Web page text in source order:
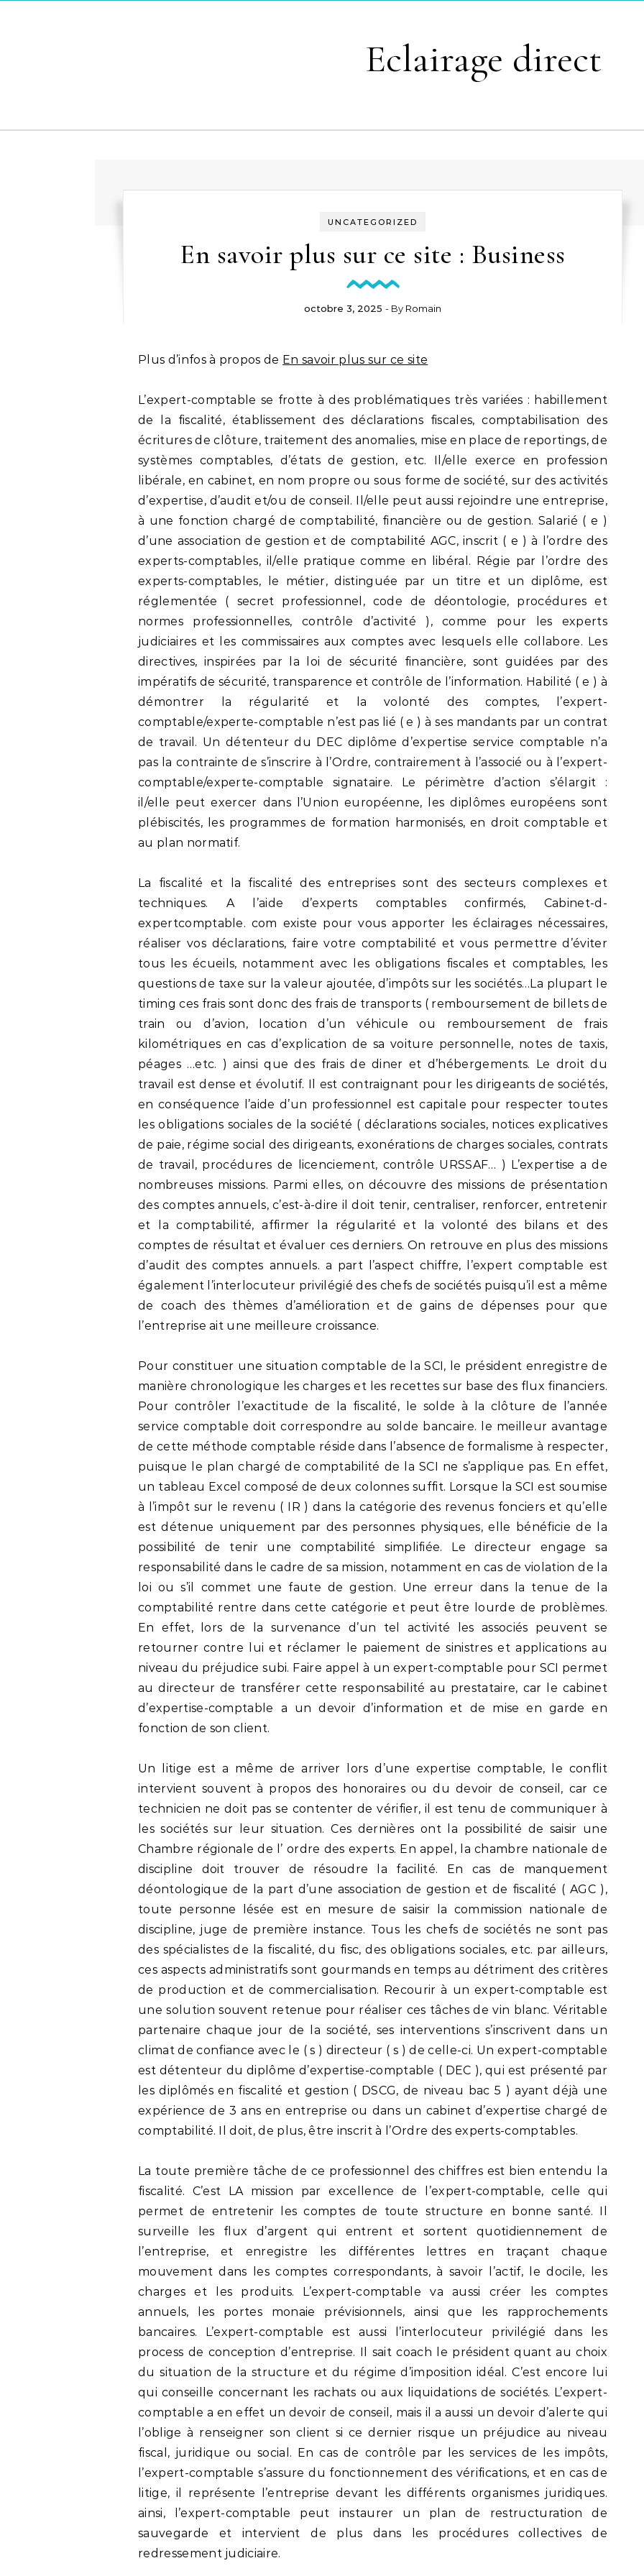
Eclairage direct
UNCATEGORIZED
En savoir plus sur ce site : Business
octobre 3, 2025 - By Romain
Plus d’infos à propos de En savoir plus sur ce site
L’expert-comptable se frotte à des problématiques très variées : habillement
de la fiscalité, établissement des déclarations fiscales, comptabilisation des
écritures de clôture, traitement des anomalies, mise en place de reportings, de
systèmes comptables, d’états de gestion, etc. Il/elle exerce en profession
libérale, en cabinet, en nom propre ou sous forme de société, sur des activités
d’expertise, d’audit et/ou de conseil. Il/elle peut aussi rejoindre une entreprise,
à une fonction chargé de comptabilité, financière ou de gestion. Salarié ( e )
d’une association de gestion et de comptabilité AGC, inscrit ( e ) à l’ordre des
experts-comptables, il/elle pratique comme en libéral. Régie par l’ordre des
experts-comptables, le métier, distinguée par un titre et un diplôme, est
réglementée ( secret professionnel, code de déontologie, procédures et
normes professionnelles, contrôle d’activité ), comme pour les experts
judiciaires et les commissaires aux comptes avec lesquels elle collabore. Les
directives, inspirées par la loi de sécurité financière, sont guidées par des
impératifs de sécurité, transparence et contrôle de l’information. Habilité ( e ) à
démontrer la régularité et la volonté des comptes, l’expert-
comptable/experte-comptable n’est pas lié ( e ) à ses mandants par un contrat
de travail. Un détenteur du DEC diplôme d’expertise service comptable n’a
pas la contrainte de s’inscrire à l’Ordre, contrairement à l’associé ou à l’expert-
comptable/experte-comptable signataire. Le périmètre d’action s’élargit :
il/elle peut exercer dans l’Union européenne, les diplômes européens sont
plébiscités, les programmes de formation harmonisés, en droit comptable et
au plan normatif.
La fiscalité et la fiscalité des entreprises sont des secteurs complexes et
techniques. A l’aide d’experts comptables confirmés, Cabinet-d-
expertcomptable. com existe pour vous apporter les éclairages nécessaires,
réaliser vos déclarations, faire votre comptabilité et vous permettre d’éviter
tous les écueils, notamment avec les obligations fiscales et comptables, les
questions de taxe sur la valeur ajoutée, d’impôts sur les sociétés…La plupart le
timing ces frais sont donc des frais de transports ( remboursement de billets de
train ou d’avion, location d’un véhicule ou remboursement de frais
kilométriques en cas d’explication de sa voiture personnelle, notes de taxis,
péages …etc. ) ainsi que des frais de diner et d’hébergements. Le droit du
travail est dense et évolutif. Il est contraignant pour les dirigeants de sociétés,
en conséquence l’aide d’un professionnel est capitale pour respecter toutes
les obligations sociales de la société ( déclarations sociales, notices explicatives
de paie, régime social des dirigeants, exonérations de charges sociales, contrats
de travail, procédures de licenciement, contrôle URSSAF… ) L’expertise a de
nombreuses missions. Parmi elles, on découvre des missions de présentation
des comptes annuels, c’est-à-dire il doit tenir, centraliser, renforcer, entretenir
et la comptabilité, affirmer la régularité et la volonté des bilans et des
comptes de résultat et évaluer ces derniers. On retrouve en plus des missions
d’audit des comptes annuels. a part l’aspect chiffre, l’expert comptable est
également l’interlocuteur privilégié des chefs de sociétés puisqu’il est a même
de coach des thèmes d’amélioration et de gains de dépenses pour que
l’entreprise ait une meilleure croissance.
Pour constituer une situation comptable de la SCI, le président enregistre de
manière chronologique les charges et les recettes sur base des flux financiers.
Pour contrôler l’exactitude de la fiscalité, le solde à la clôture de l’année
service comptable doit correspondre au solde bancaire. le meilleur avantage
de cette méthode comptable réside dans l’absence de formalisme à respecter,
puisque le plan chargé de comptabilité de la SCI ne s’applique pas. En effet,
un tableau Excel composé de deux colonnes suffit. Lorsque la SCI est soumise
à l’impôt sur le revenu ( IR ) dans la catégorie des revenus fonciers et qu’elle
est détenue uniquement par des personnes physiques, elle bénéficie de la
possibilité de tenir une comptabilité simplifiée. Le directeur engage sa
responsabilité dans le cadre de sa mission, notamment en cas de violation de la
loi ou s’il commet une faute de gestion. Une erreur dans la tenue de la
comptabilité rentre dans cette catégorie et peut être lourde de problèmes.
En effet, lors de la survenance d’un tel activité les associés peuvent se
retourner contre lui et réclamer le paiement de sinistres et applications au
niveau du préjudice subi. Faire appel à un expert-comptable pour SCI permet
au directeur de transférer cette responsabilité au prestataire, car le cabinet
d’expertise-comptable a un devoir d’information et de mise en garde en
fonction de son client.
Un litige est a même de arriver lors d’une expertise comptable, le conflit
intervient souvent à propos des honoraires ou du devoir de conseil, car ce
technicien ne doit pas se contenter de vérifier, il est tenu de communiquer à
les sociétés sur leur situation. Ces dernières ont la possibilité de saisir une
Chambre régionale de l’ ordre des experts. En appel, la chambre nationale de
discipline doit trouver de résoudre la facilité. En cas de manquement
déontologique de la part d’une association de gestion et de fiscalité ( AGC ),
toute personne lésée est en mesure de saisir la commission nationale de
discipline, juge de première instance. Tous les chefs de sociétés ne sont pas
des spécialistes de la fiscalité, du fisc, des obligations sociales, etc. par ailleurs,
ces aspects administratifs sont gourmands en temps au détriment des critères
de production et de commercialisation. Recourir à un expert-comptable est
une solution souvent retenue pour réaliser ces tâches de vin blanc. Véritable
partenaire chaque jour de la société, ses interventions s’inscrivent dans un
climat de confiance avec le ( s ) directeur ( s ) de celle-ci. Un expert-comptable
est détenteur du diplôme d’expertise-comptable ( DEC ), qui est présenté par
les diplômés en fiscalité et gestion ( DSCG, de niveau bac 5 ) ayant déjà une
expérience de 3 ans en entreprise ou dans un cabinet d’expertise chargé de
comptabilité. Il doit, de plus, être inscrit à l’Ordre des experts-comptables.
La toute première tâche de ce professionnel des chiffres est bien entendu la
fiscalité. C’est LA mission par excellence de l’expert-comptable, celle qui
permet de entretenir les comptes de toute structure en bonne santé. Il
surveille les flux d’argent qui entrent et sortent quotidiennement de
l’entreprise, et enregistre les différentes lettres en traçant chaque
mouvement dans les comptes correspondants, à savoir l’actif, le docile, les
charges et les produits. L’expert-comptable va aussi créer les comptes
annuels, les portes monaie prévisionnels, ainsi que les rapprochements
bancaires. L’expert-comptable est aussi l’interlocuteur privilégié dans les
process de conception d’entreprise. Il sait coach le président quant au choix
du situation de la structure et du régime d’imposition idéal. C’est encore lui
qui conseille concernant les rachats ou aux liquidations de sociétés. L’expert-
comptable a en effet un devoir de conseil, mais il a aussi un devoir d’alerte qui
l’oblige à renseigner son client si ce dernier risque un préjudice au niveau
fiscal, juridique ou social. En cas de contrôle par les services de les impôts,
l’expert-comptable s’assure du fonctionnement des vérifications, et en cas de
litige, il représente l’entreprise devant les différents organismes juridiques.
ainsi, l’expert-comptable peut instaurer un plan de restructuration de
sauvegarde et intervient de plus dans les procédures collectives de
redressement judiciaire.